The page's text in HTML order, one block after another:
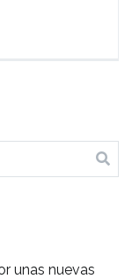
unas nuevas